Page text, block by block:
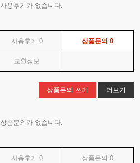
사용후기가 없습니다.
사용후기 0 상품문의0
교환정보
상품문의 쓰기 더보기
상품문의가 없습니다.
사용후기 0 상품문의0